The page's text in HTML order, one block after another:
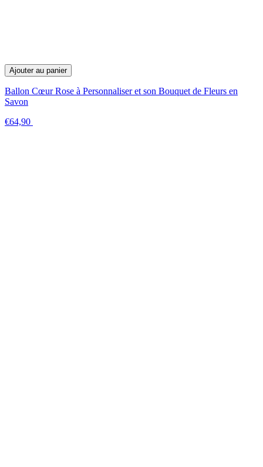
Ajouter au panier
Ballon Cœur Rose à Personnaliser et son Bouquet de Fleurs en
Savon
€64,90